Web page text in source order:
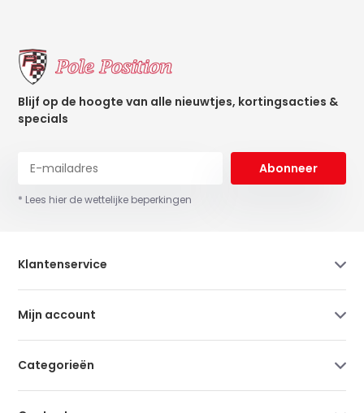
Blijf op de hoogte van alle nieuwtjes, kortingsacties &
specials
Abonneer
* Lees hier de wettelijke beperkingen
Klantenservice
Mijn account
Categorieën